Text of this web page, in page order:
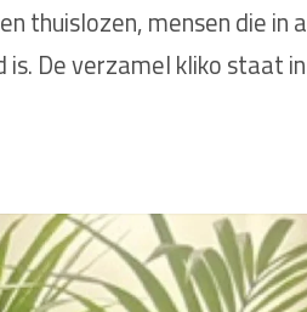
thuislozen, mensen die
De verzamel kliko staat